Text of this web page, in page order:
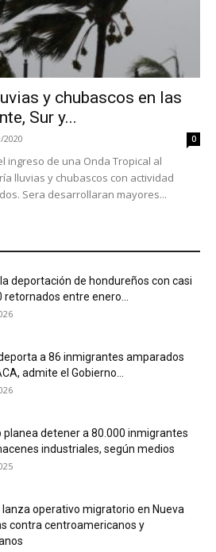
y chubascos en las
Sur y...
2020 0
ingreso de una Onda Tropical al
lluvias y chubascos con actividad
Sera desarrollaran mayores...
deportación de hondureños con casi
retornados entre enero...
deporta a 86 inmigrantes amparados
admite el Gobierno...
planea detener a 80.000 inmigrantes
industriales, según medios
lanza operativo migratorio en Nueva
contra centroamericanos y